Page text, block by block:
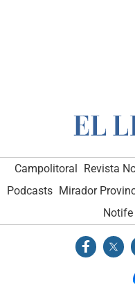
Campolitoral Revista
Podcasts Mirador
Notife